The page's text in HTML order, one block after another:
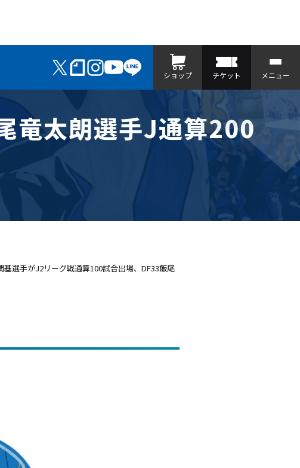
ショップ チケット メニュー
竜太朗選手J通算200
選手がJ2リーグ戦通算100試合出場、DF33飯尾